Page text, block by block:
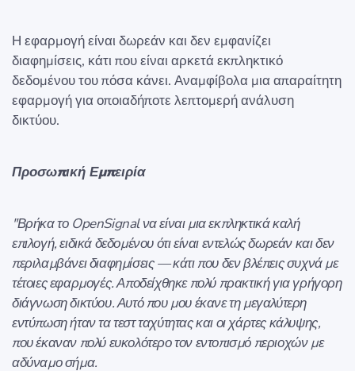
Η εφαρμογή είναι δωρεάν και δεν εμφανίζει
διαφημίσεις, κάτι που είναι αρκετά εκπληκτικό
δεδομένου του πόσα κάνει. Αναμφίβολα μια απαραίτητη
εφαρμογή για οποιαδήποτε λεπτομερή ανάλυση
δικτύου.
Προσωπική Εμπειρία
"Βρήκα το OpenSignal να είναι μια εκπληκτικά καλή
επιλογή, ειδικά δεδομένου ότι είναι εντελώς δωρεάν και δεν
περιλαμβάνει διαφημίσεις — κάτι που δεν βλέπεις συχνά με
τέτοιες εφαρμογές. Αποδείχθηκε πολύ πρακτική για γρήγορη
διάγνωση δικτύου. Αυτό που μου έκανε τη μεγαλύτερη
εντύπωση ήταν τα τεστ ταχύτητας και οι χάρτες κάλυψης,
που έκαναν πολύ ευκολότερο τον εντοπισμό περιοχών με
αδύναμο σήμα.